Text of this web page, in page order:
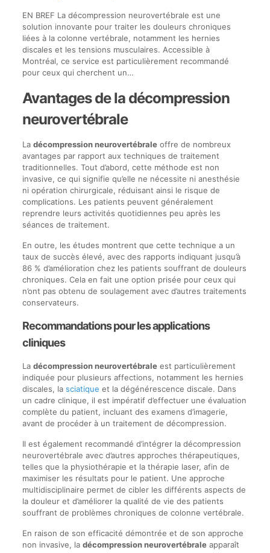
EN BREF La décompression neurovertébrale est une
solution innovante pour traiter les douleurs chroniques
liées à la colonne vertébrale, notamment les hernies
discales et les tensions musculaires. Accessible à
Montréal, ce service est particulièrement recommandé
pour ceux qui cherchent un…
Avantages de la décompression
neurovertébrale
La décompression neurovertébraleoffre de nombreux
avantages par rapport aux techniques de traitement
traditionnelles. Tout d’abord, cette méthode est non
invasive, ce qui signifie qu’elle ne nécessite ni anesthésie
ni opération chirurgicale, réduisant ainsi le risque de
complications. Les patients peuvent généralement
reprendre leurs activités quotidiennes peu après les
séances de traitement.
En outre, les études montrent que cette technique a un
taux de succès élevé, avec des rapports indiquant jusqu’à
86 % d’amélioration chez les patients souffrant de douleurs
chroniques. Cela en fait une option prisée pour ceux qui
n’ont pas obtenu de soulagement avec d’autres traitements
conservateurs.
Recommandations pour les applications
cliniques
La décompression neurovertébraleest particulièrement
indiquée pour plusieurs affections, notamment les hernies
discales, la sciatique et la dégénérescence discale. Dans
un cadre clinique, il est impératif d’effectuer une évaluation
complète du patient, incluant des examens d’imagerie,
avant de procéder à un traitement de décompression.
Il est également recommandé d’intégrer la décompression
neurovertébrale avec d’autres approches thérapeutiques,
telles que la physiothérapie et la thérapie laser, afin de
maximiser les résultats pour le patient. Une approche
multidisciplinaire permet de cibler les différents aspects de
la douleur et d’améliorer la qualité de vie des patients
souffrant de problèmes chroniques de colonne vertébrale.
En raison de son efficacité démontrée et de son approche
non invasive, la décompression neurovertébraleapparaît